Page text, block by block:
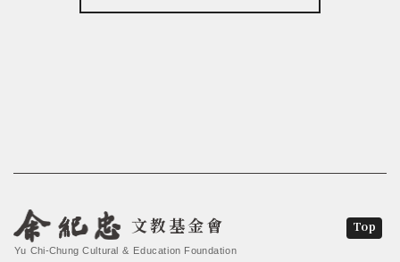
文教基金會
Yu Chi-Chung Cultural & Education Foundation
Top